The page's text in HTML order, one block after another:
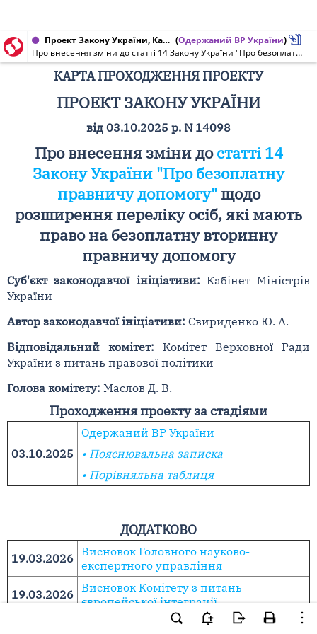
Проект Закону України, Карта проходження проекту від 03.10.2025 № 14098 (Одержаний ВР України)
Про внесення зміни до статті 14 Закону України "Про безоплатну правничу допомогу" щодо розширення переліку осіб, які мають право на безоплатну вторинну правничу допомогу